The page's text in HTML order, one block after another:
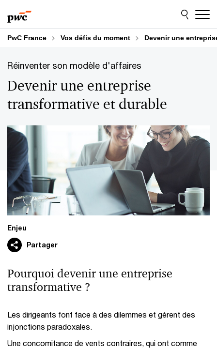
au
contenu
au
pied
dePwC France Vos défis du moment Devenir une
Réinventer son modèle d'affaires
Devenir une entreprise
transformative et durable
Enjeu
Partager
Pourquoi devenir une entreprise
transformative ?
Les dirigeants font face à des dilemmes et gèrent des
injonctions paradoxales.
Une concomitance de vents contraires, qui ont comme